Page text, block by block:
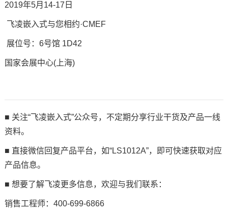
2019年5月14-17日
飞凌嵌入式与您相约·CMEF
展位号：6号馆 1D42
国家会展中心(上海)
■ 关注“飞凌嵌入式”公众号，不定期分享行业干货及产品一线
资料。
■ 直接微信回复产品平台，如“LS1012A”，即可快速获取对应
产品信息。
■ 想要了解飞凌更多信息，欢迎与我们联系：
销售工程师：400-699-6866